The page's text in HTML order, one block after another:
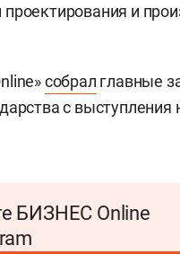
и
собрал главные
с
БИЗНЕС Online